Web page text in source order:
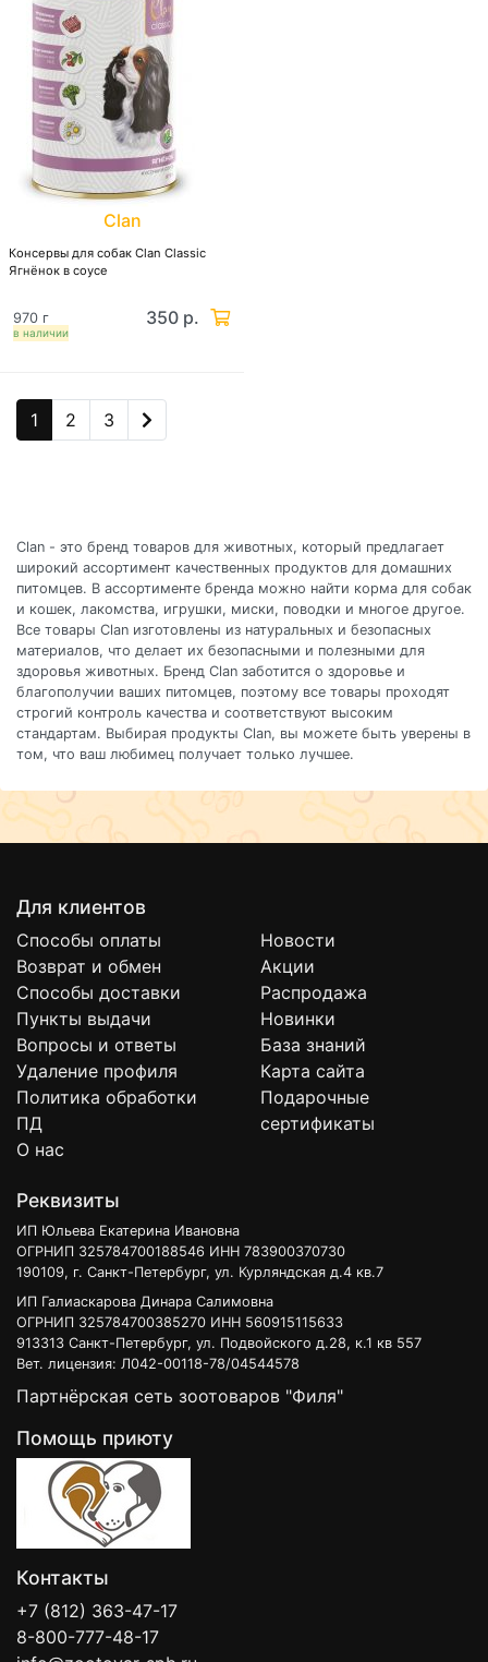
Clan
Консервы для собак Clan Classic
Ягнёнок в соусе
в наличии
970 г 350 р.
1 2 3
Clan - это бренд товаров для животных, который предлагает
широкий ассортимент качественных продуктов для домашних
питомцев. В ассортименте бренда можно найти корма для собак
и кошек, лакомства, игрушки, миски, поводки и многое другое.
Все товары Clan изготовлены из натуральных и безопасных
материалов, что делает их безопасными и полезными для
здоровья животных. Бренд Clan заботится о здоровье и
благополучии ваших питомцев, поэтому все товары проходят
строгий контроль качества и соответствуют высоким
стандартам. Выбирая продукты Clan, вы можете быть уверены в
том, что ваш любимец получает только лучшее.
Для клиентов
Способы оплаты
Возврат и обмен
Способы доставки
Пункты выдачи
Вопросы и ответы
Удаление профиля
Политика обработки
ПД
О нас
Новости
Акции
Распродажа
Новинки
База знаний
Карта сайта
Подарочные
сертификаты
Реквизиты
ИП Юльева Екатерина Ивановна
ОГРНИП 325784700188546 ИНН 783900370730
190109, г. Санкт-Петербург, ул. Курляндская д.4 кв.7
ИП Галиаскарова Динара Салимовна
ОГРНИП 325784700385270 ИНН 560915115633
913313 Санкт-Петербург, ул. Подвойского д.28, к.1 кв 557
Вет. лицензия: Л042-00118-78/04544578
Партнёрская сеть зоотоваров "Филя"
Помощь приюту
Контакты
+7 (812) 363-47-17
8-800-777-48-17